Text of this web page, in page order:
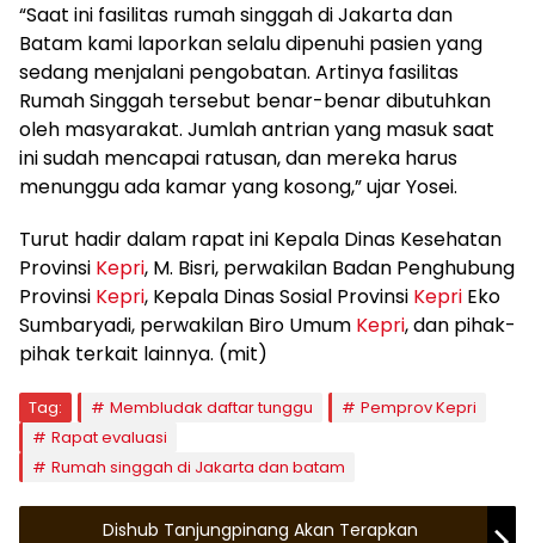
“Saat ini fasilitas rumah singgah di Jakarta dan
Batam kami laporkan selalu dipenuhi pasien yang
sedang menjalani pengobatan. Artinya fasilitas
Rumah Singgah tersebut benar-benar dibutuhkan
oleh masyarakat. Jumlah antrian yang masuk saat
ini sudah mencapai ratusan, dan mereka harus
menunggu ada kamar yang kosong,” ujar Yosei.
Turut hadir dalam rapat ini Kepala Dinas Kesehatan
Provinsi Kepri, M. Bisri, perwakilan Badan Penghubung
Provinsi Kepri, Kepala Dinas Sosial Provinsi Kepri Eko
Sumbaryadi, perwakilan Biro Umum Kepri, dan pihak-
pihak terkait lainnya. (mit)
Tag: Membludak daftar tunggu
Pemprov Kepri
Rapat evaluasi
Rumah singgah di Jakarta dan batam
Dishub Tanjungpinang Akan Terapkan